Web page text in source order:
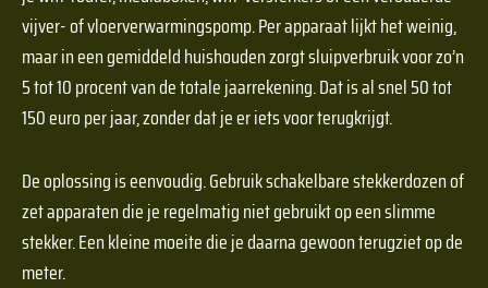
vijver- of vloerverwarmingspomp. Per apparaat lijkt het weinig,
maar in een gemiddeld huishouden zorgt sluipverbruik voor zo’n
5 tot 10 procent van de totale jaarrekening. Dat is al snel 50 tot
150 euro per jaar, zonder dat je er iets voor terugkrijgt.
De oplossing is eenvoudig. Gebruik schakelbare stekkerdozen of
zet apparaten die je regelmatig niet gebruikt op een slimme
stekker. Een kleine moeite die je daarna gewoon terugziet op de
meter.